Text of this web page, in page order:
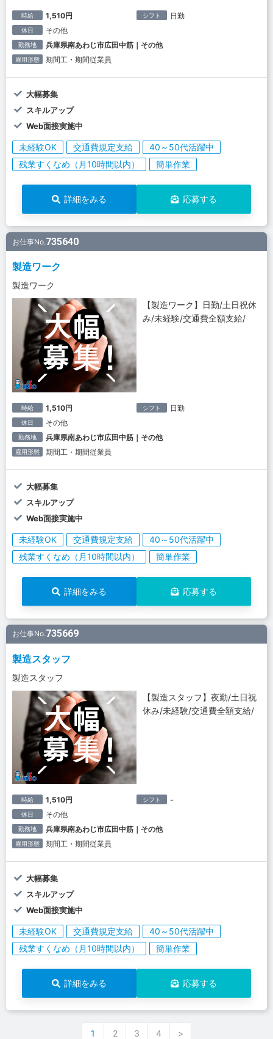
時給 1,510円 シフト 日勤
休日 その他
勤務地 兵庫県南あわじ市広田中筋｜その他
雇用形態 期間工・期間従業員
大幅募集
スキルアップ
Web面接実施中
未経験OK 交通費規定支給
40～50代活躍中
残業すくなめ（月10時間以内）
簡単作業
詳細をみる 応募する
お仕事No.735640
製造ワーク
製造ワーク
【製造ワーク】日勤/土日祝休
み/未経験/交通費全額支給/
時給 1,510円 シフト 日勤
休日 その他
勤務地 兵庫県南あわじ市広田中筋｜その他
雇用形態 期間工・期間従業員
大幅募集
スキルアップ
Web面接実施中
未経験OK 交通費規定支給
40～50代活躍中
残業すくなめ（月10時間以内）
簡単作業
詳細をみる 応募する
お仕事No.735669
製造スタッフ
製造スタッフ
【製造スタッフ】夜勤/土日祝
休み/未経験/交通費全額支給/
時給 1,510円 シフト -
休日 その他
勤務地 兵庫県南あわじ市広田中筋｜その他
雇用形態 期間工・期間従業員
大幅募集
スキルアップ
Web面接実施中
未経験OK 交通費規定支給
40～50代活躍中
残業すくなめ（月10時間以内）
簡単作業
詳細をみる 応募する
1 2 3 4 >